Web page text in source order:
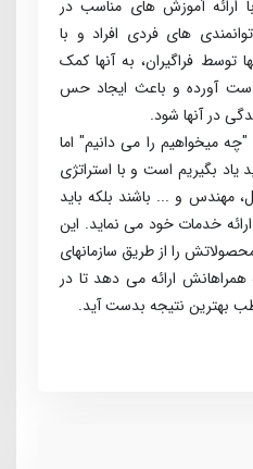
ارائه آموزش­ های مناسب در
­های فردی افراد و با
توسط فراگیران، به آنها کمک
بدست آورده و باعث ایجاد حس
در آنها شود.
می­خواهیم را می­ دانیم" اما
بگیریم است و با استراتژی
مهندس و ... باشند بلکه باید
خدمات خود می­ نماید. این
را از طریق سازمان­های
ارائه می­ دهد تا در
بهترین نتیجه بدست آید.